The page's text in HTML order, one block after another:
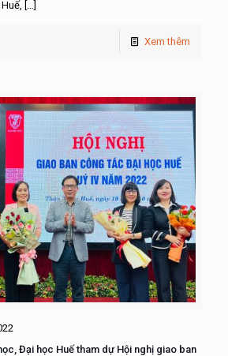
[…]
Xem thêm
Đại học Huế tham dự Hội nghị giao ban